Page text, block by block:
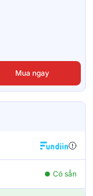
Mua ngay
Có sẵn